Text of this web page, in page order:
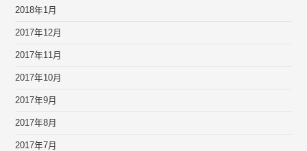
2018年1月
2017年12月
2017年11月
2017年10月
2017年9月
2017年8月
2017年7月